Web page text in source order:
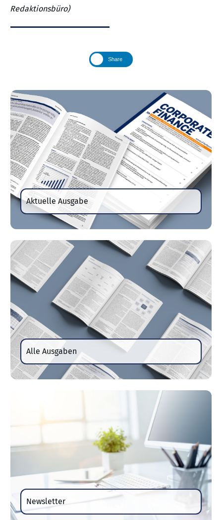
Redaktionsbüro)
Share
Aktuelle Ausgabe
Alle Ausgaben
Newsletter